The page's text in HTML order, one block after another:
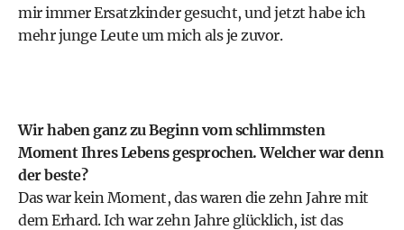
mir immer Ersatzkinder gesucht, und jetzt habe ich
mehr junge Leute um mich als je zuvor.
Wir haben ganz zu Beginn vom schlimmsten
Moment Ihres Lebens gesprochen. Welcher war denn
der beste?
Das war kein Moment, das waren die zehn Jahre mit
dem Erhard. Ich war zehn Jahre glücklich, ist das